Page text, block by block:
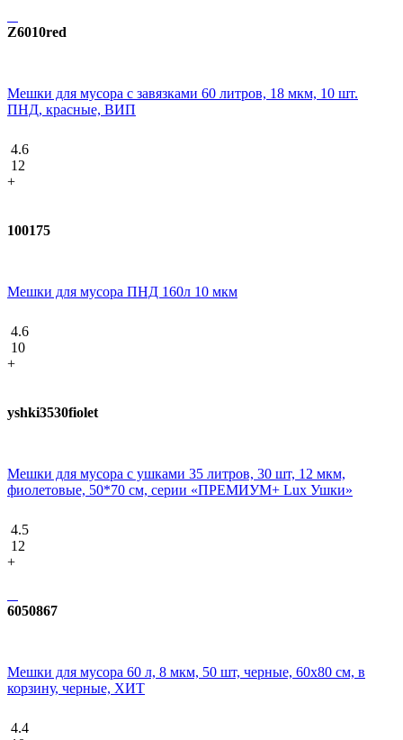
Z6010red
Мешки для мусора с завязками 60 литров, 18 мкм, 10 шт.
ПНД, красные, ВИП
4.6
12
+
100175
Мешки для мусора ПНД 160л 10 мкм
4.6
10
+
yshki3530fiolet
Мешки для мусора с ушками 35 литров, 30 шт, 12 мкм,
фиолетовые, 50*70 см, серии «ПРЕМИУМ+ Lux Ушки»
4.5
12
+
6050867
Мешки для мусора 60 л, 8 мкм, 50 шт, черные, 60х80 см, в
корзину, черные, ХИТ
4.4